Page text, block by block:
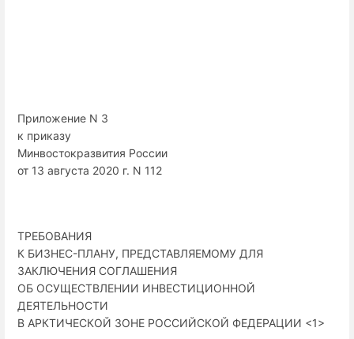
Приложение N 3
к приказу
Минвостокразвития России
от 13 августа 2020 г. N 112
ТРЕБОВАНИЯ
К БИЗНЕС-ПЛАНУ, ПРЕДСТАВЛЯЕМОМУ ДЛЯ
ЗАКЛЮЧЕНИЯ СОГЛАШЕНИЯ
ОБ ОСУЩЕСТВЛЕНИИ ИНВЕСТИЦИОННОЙ
ДЕЯТЕЛЬНОСТИ
В АРКТИЧЕСКОЙ ЗОНЕ РОССИЙСКОЙ ФЕДЕРАЦИИ <1>